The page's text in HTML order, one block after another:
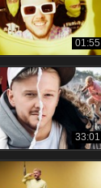
01:55
33:01